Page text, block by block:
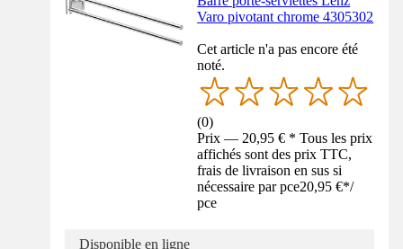
Varo pivotant chrome 4305302
Cet article n'a pas encore été
noté.
(0)
Prix — 20,95 € * Tous les prix
affichés sont des prix TTC,
frais de livraison en sus si
nécessaire par pce20,95 €*/
pce
Disponible en ligne